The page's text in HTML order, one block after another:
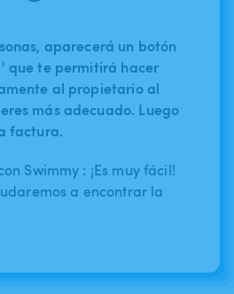
aparecerá un botón
que te permitirá hacer
al propietario al
más adecuado. Luego
factura.
Swimmy : ¡Es muy fácil!
a encontrar la